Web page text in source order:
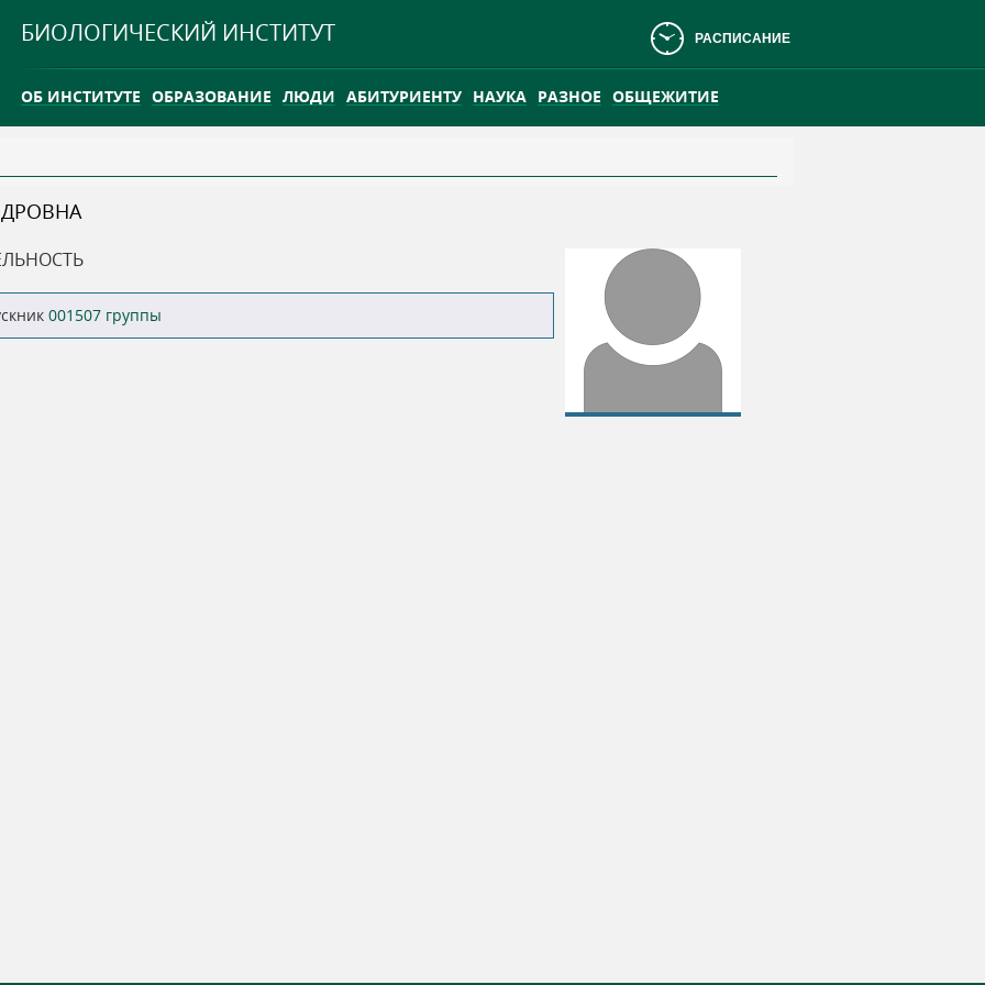
БИОЛОГИЧЕСКИЙ ИНСТИТУТ РАСПИСАНИЕ
ОБ ИНСТИТУТЕ ОБРАЗОВАНИЕ ЛЮДИ АБИТУРИЕНТУ НАУКА РАЗНОЕ ОБЩЕЖИТИЕ
ТГУ ОТКРЫЛ ИССЛЕДОВАТЕЛЬСКУЮ СТАНЦИЮ НА ВАСЮГАНСКОМ БОЛОТЕ
001507 группы